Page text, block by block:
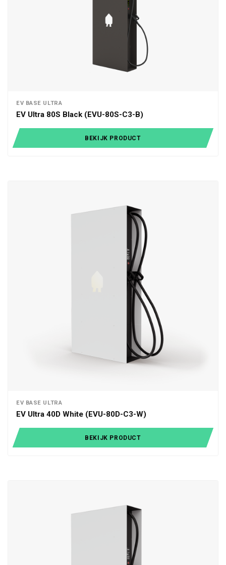
EV BASE ULTRA
EV Ultra 80S Black (EVU-80S-C3-B)
BEKIJK PRODUCT
EV BASE ULTRA
EV Ultra 40D White (EVU-80D-C3-W)
BEKIJK PRODUCT